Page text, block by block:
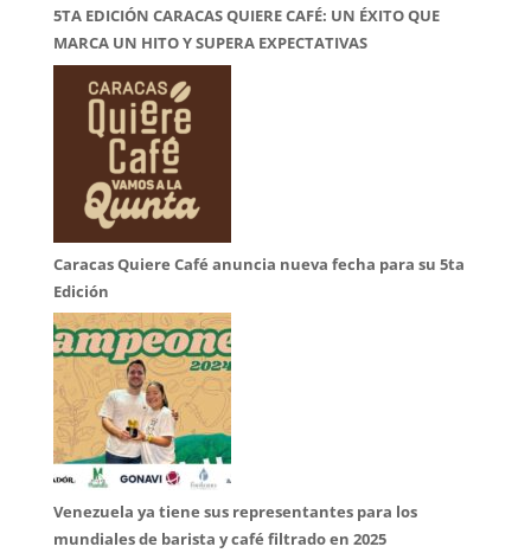
5TA EDICIÓN CARACAS QUIERE CAFÉ: UN ÉXITO QUE
MARCA UN HITO Y SUPERA EXPECTATIVAS
Caracas Quiere Café anuncia nueva fecha para su 5ta
Edición
Venezuela ya tiene sus representantes para los
mundiales de barista y café filtrado en 2025